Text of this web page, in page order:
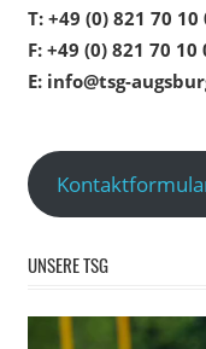
T: +49 (0) 821 70 10
F: +49 (0) 821 70 10
E: info@tsg-
UNSERE TSG
Video-